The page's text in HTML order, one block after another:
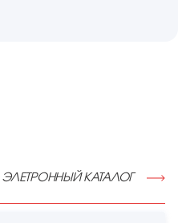
ЭЛЕТРОННЫЙ КАТАЛОГ